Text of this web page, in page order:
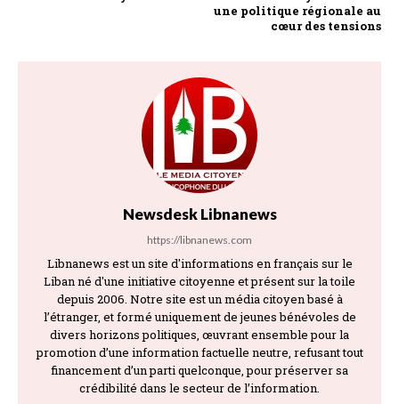
une politique régionale au
cœur des tensions
Newsdesk Libnanews
https://libnanews.com
Libnanews est un site d'informations en français sur le
Liban né d'une initiative citoyenne et présent sur la toile
depuis 2006. Notre site est un média citoyen basé à
l’étranger, et formé uniquement de jeunes bénévoles de
divers horizons politiques, œuvrant ensemble pour la
promotion d’une information factuelle neutre, refusant tout
financement d’un parti quelconque, pour préserver sa
crédibilité dans le secteur de l’information.